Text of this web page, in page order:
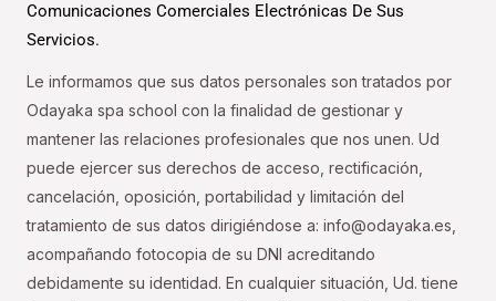
Comunicaciones Comerciales Electrónicas De Sus
Servicios.
Le informamos que sus datos personales son tratados por
Odayaka spa school con la finalidad de gestionar y
mantener las relaciones profesionales que nos unen. Ud
puede ejercer sus derechos de acceso, rectificación,
cancelación, oposición, portabilidad y limitación del
tratamiento de sus datos dirigiéndose a: info@odayaka.es,
acompañando fotocopia de su DNI acreditando
debidamente su identidad. En cualquier situación, Ud. tiene